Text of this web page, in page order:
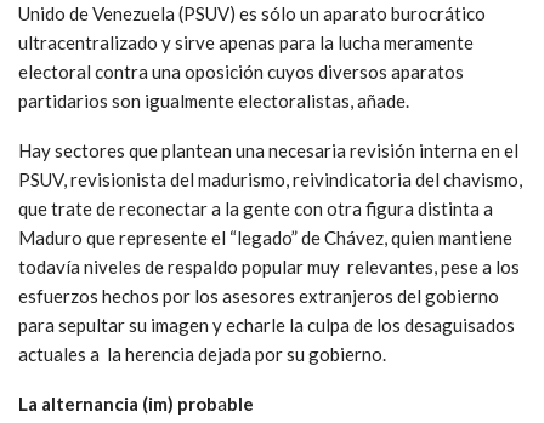
Unido de Venezuela (PSUV) es sólo un aparato burocrático
ultracentralizado y sirve apenas para la lucha meramente
electoral contra una oposición cuyos diversos aparatos
partidarios son igualmente electoralistas, añade.
Hay sectores que plantean una necesaria revisión interna en el
PSUV, revisionista del madurismo, reivindicatoria del chavismo,
que trate de reconectar a la gente con otra figura distinta a
Maduro que represente el “legado” de Chávez, quien mantiene
todavía niveles de respaldo popular muy relevantes, pese a los
esfuerzos hechos por los asesores extranjeros del gobierno
para sepultar su imagen y echarle la culpa de los desaguisados
actuales a la herencia dejada por su gobierno.
La alternancia (im) probable